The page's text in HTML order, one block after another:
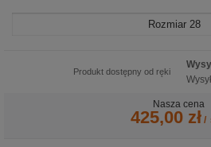
Rozmiar 28
Produkt dostępny od ręki
Nasza cena
425,00 zł /